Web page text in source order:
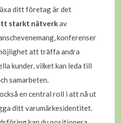
ditt företag är det
starkt nätverkav
konferenser
att träffa andra
kunder, vilket kan leda till
samarbeten.
en central roll i att nå ut
ditt varumärkesidentitet.